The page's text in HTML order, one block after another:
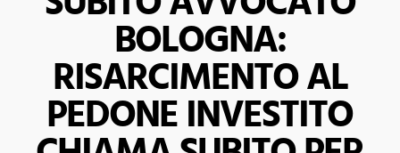
BOLOGNA:
RISARCIMENTO AL
PEDONE INVESTITO